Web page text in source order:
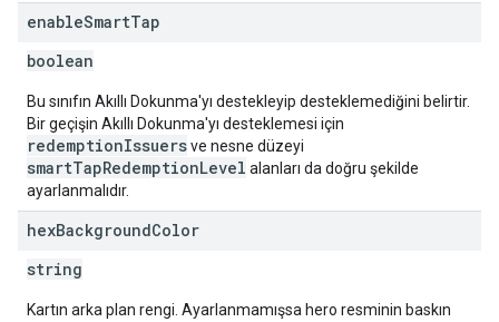
enableSmartTap
boolean
Bu sınıfın Akıllı Dokunma'yı destekleyip desteklemediğini belirtir.
Bir geçişin Akıllı Dokunma'yı desteklemesi için
redemptionIssuersve nesne düzeyi
smartTapRedemptionLevel alanları da doğru şekilde
ayarlanmalıdır.
hexBackgroundColor
string
Kartın arka plan rengi. Ayarlanmamışsa hero resminin baskın